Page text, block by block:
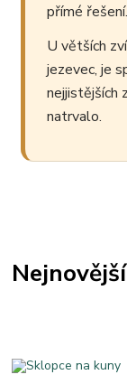
přímé řešení.
U větších
jezevec, je
nejjistějších
natrvalo.